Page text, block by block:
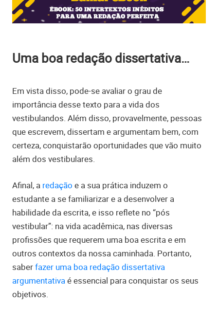
Uma boa redação dissertativa…
Em vista disso, pode-se avaliar o grau de
importância desse texto para a vida dos
vestibulandos. Além disso, provavelmente, pessoas
que escrevem, dissertam e argumentam bem, com
certeza, conquistarão oportunidades que vão muito
além dos vestibulares.
Afinal, a redação e a sua prática induzem o
estudante a se familiarizar e a desenvolver a
habilidade da escrita, e isso reflete no “pós
vestibular”: na vida acadêmica, nas diversas
profissões que requerem uma boa escrita e em
outros contextos da nossa caminhada. Portanto,
saberfazer uma boa redação dissertativa
argumentativaé essencial para conquistar os seus
objetivos.